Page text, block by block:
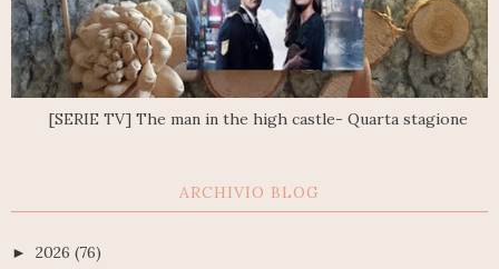
[SERIE TV] The man in the high castle- Quarta stagione
ARCHIVIO BLOG
► 2026 (76)